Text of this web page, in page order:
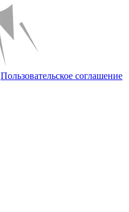
Пользовательское соглашение